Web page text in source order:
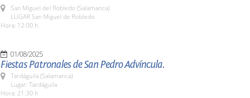
San Miguel del Robledo (Salamanca)
LUGAR San Miguel de Robledo
Hora: 12:00 h.
01/08/2025
Fiestas Patronales de San Pedro Advíncula.
Tardáguila (Salamanca)
Lugar: Tardáguila
Hora: 21:30 h